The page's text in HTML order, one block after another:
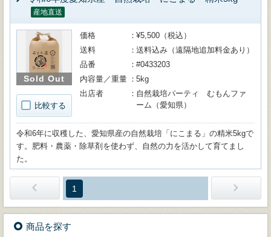
産地直送
Sold Out
比較する
価格
¥5,500（税込）
送料
送料込み（遠隔地追加料金あり）
品番
#0433203
内容量／重量
5kg
出店者
自然栽培パーティ むもんファ
ーム（愛知県）
令和6年に収穫した、愛知県産の自然栽培「にこまる」の精米5kgで
す。肥料・農薬・除草剤を使わず、自然の力を活かして育てまし
た。
1
商品を探す